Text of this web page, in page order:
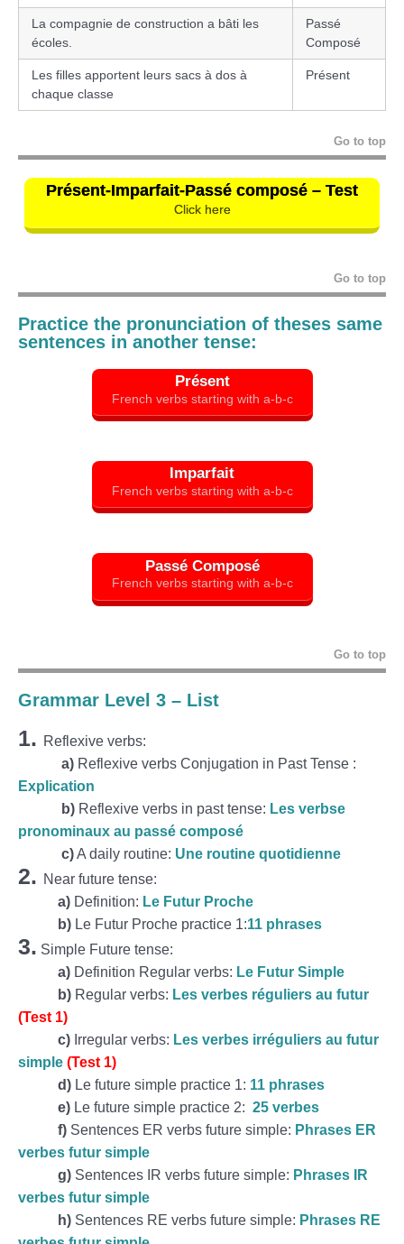
La compagnie de construction a bâti les
écoles.
Passé
Composé
Les filles apportent leurs sacs à dos à
chaque classe
Présent
Go to top
Présent-Imparfait-Passé composé – Test
Click here
Go to top
Practice the pronunciation of theses same
sentences in another tense:
Présent
French verbs starting with a-b-c
Imparfait
French verbs starting with a-b-c
Passé Composé
French verbs starting with a-b-c
Go to top
Grammar Level 3 – List
1. Reflexive verbs:
a) Reflexive verbs Conjugation in Past Tense :
Explication
b) Reflexive verbs in past tense: Les verbse
pronominaux au passé composé
c)A daily routine: Une routine quotidienne
2. Near future tense:
a) Definition: Le Futur Proche
b) Le Futur Proche practice 1:11 phrases
3. Simple Future tense:
a) Definition Regular verbs: Le Futur Simple
b) Regular verbs: Les verbes réguliers au futur
(Test 1)
c) Irregular verbs: Les verbes irréguliers au futur
simple (Test 1)
d) Le future simple practice 1: 11 phrases
e) Le future simple practice 2: 25 verbes
f) Sentences ER verbs future simple: Phrases ER
verbes futur simple
g) Sentences IR verbs future simple: Phrases IR
verbes futur simple
h) Sentences RE verbs future simple: Phrases RE